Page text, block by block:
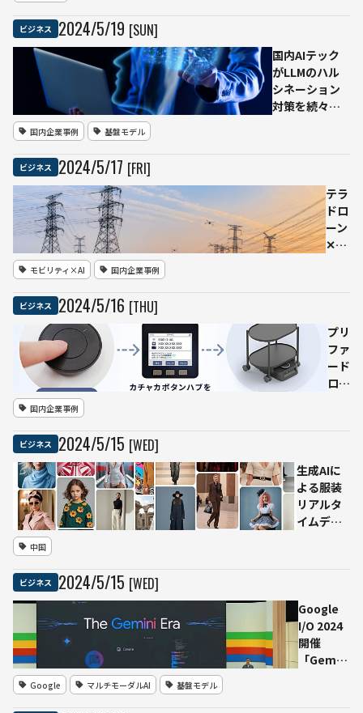
を任命
しAI戦
略を強
化
ビジネス 2024/5/19 [SUN]
国内AIテック
がLLMのハル
シネーション
対策を続々発
ン」・ストッ
クマーク
「Stockmark-
LLM-100b」
国内企業事例 基盤モデル
ビジネス 2024/5/17 [FRI]
テラ
ドロ
ーン
✕九
AI搭
載ド
ロー
ン自
ム導
入で
点検
時間
モビリティ×AI 国内企業事例
ビジネス 2024/5/16 [THU]
プリ
ファ
ード
ロボ
移動
ロボ
ット
「カ
フト
ウェ
「カ
国内企業事例
ビジネス 2024/5/15 [WED]
生成AIに
よる服装
リアルタ
イムデザ
深センの
AIスター
トアップ
が発表
中国
ビジネス 2024/5/15 [WED]
Google
I/O 2024
開催
「Gemini
Google マルチモーダルAI 基盤モデル